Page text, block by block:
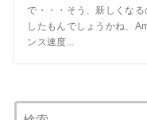
で・・・そう、新しくな
したもんでしょうかね、
ンス速度...